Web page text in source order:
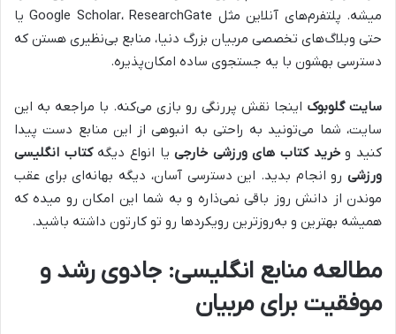
میشه. پلتفرم‌های آنلاین مثل Google Scholar، ResearchGate یا
حتی وبلاگ‌های تخصصی مربیان بزرگ دنیا، منابع بی‌نظیری هستن که
دسترسی بهشون با یه جستجوی ساده امکان‌پذیره.
سایت گلوبوک اینجا نقش پررنگی رو بازی می‌کنه. با مراجعه به این
سایت، شما می‌تونید به راحتی به انبوهی از این منابع دست پیدا
کنید وخرید کتاب های ورزشی خارجییا انواع دیگهکتاب انگلیسی
ورزشی رو انجام بدید. این دسترسی آسان، دیگه بهانه‌ای برای عقب
موندن از دانش روز باقی نمی‌ذاره و به شما این امکان رو میده که
همیشه بهترین و به‌روزترین رویکردها رو تو کارتون داشته باشید.
مطالعه منابع انگلیسی: جادوی رشد و
موفقیت برای مربیان